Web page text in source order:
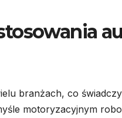
branżach, co
motoryzacyjnym